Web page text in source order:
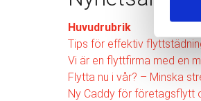
Huvudrubrik
Tips för effektiv
Vi är en flyttfirma med en
Flytta nu i vår? – Minska
Ny Caddy för företagsflytt